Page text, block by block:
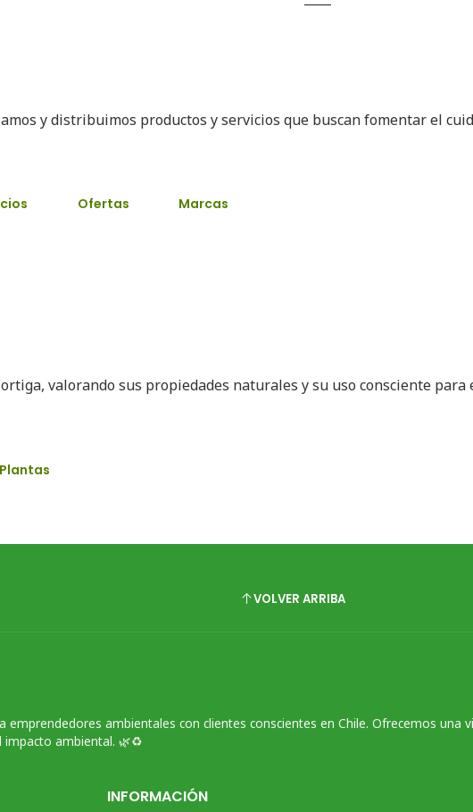
y distribuimos productos y servicios que buscan fomentar el
Ofertas Marcas
valorando sus propiedades naturales y su uso consciente para
VOLVER ARRIBA
emprendedores ambientales con clientes conscientes en Chile. Ofrecemos
impacto ambiental. 🌿♻️
INFORMACIÓN